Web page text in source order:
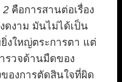
2คือการสานต่อเรื่อง
ดงาม มันไม่ได้เป็น
งใหญ่ตระการตา แต่
รวจด้านมืดของ
องการตัดสินใจที่ผิด